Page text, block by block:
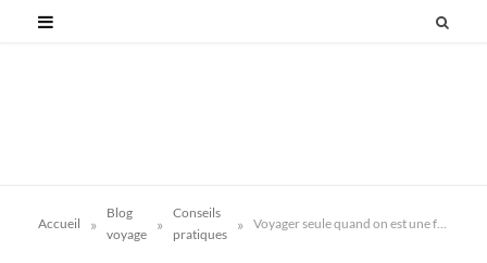
Accueil »
Blog
voyage
»
Conseils
pratiques
» Voyager seule quand on est une femme : des témoignages qui vous donneront envie de partir (Mis à jour)